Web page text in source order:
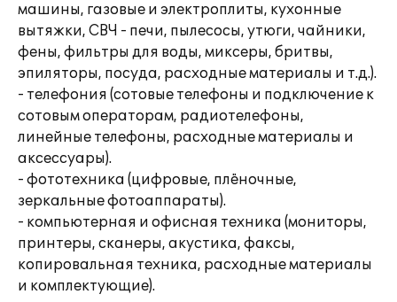
машины, газовые и электроплиты, кухонные
вытяжки, СВЧ - печи, пылесосы, утюги, чайники,
фены, фильтры для воды, миксеры, бритвы,
эпиляторы, посуда, расходные материалы и т.д.).
- телефония (сотовые телефоны и подключение к
сотовым операторам, радиотелефоны,
линейные телефоны, расходные материалы и
аксессуары).
- фототехника (цифровые, плёночные,
зеркальные фотоаппараты).
- компьютерная и офисная техника (мониторы,
принтеры, сканеры, акустика, факсы,
копировальная техника, расходные материалы
и комплектующие).